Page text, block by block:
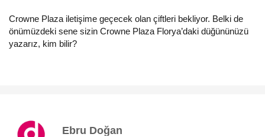
Crowne Plaza iletişime geçecek olan çiftleri bekliyor. Belki de
önümüzdeki sene sizin Crowne Plaza Florya’daki düğününüzü
yazarız, kim bilir?
Ebru Doğan